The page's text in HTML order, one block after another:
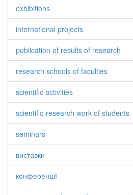
exhibitions
international projects
publication of results of research
research schools of faculties
scientific activities
scientific-research work of students
seminars
виставки
конференції